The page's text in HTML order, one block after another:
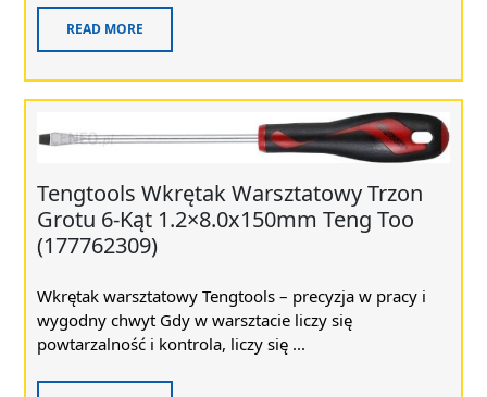
READ MORE
Tengtools Wkrętak Warsztatowy Trzon
Grotu 6-Kąt 1.2×8.0x150mm Teng Too
(177762309)
Wkrętak warsztatowy Tengtools – precyzja w pracy i
wygodny chwyt Gdy w warsztacie liczy się
powtarzalność i kontrola, liczy się ...